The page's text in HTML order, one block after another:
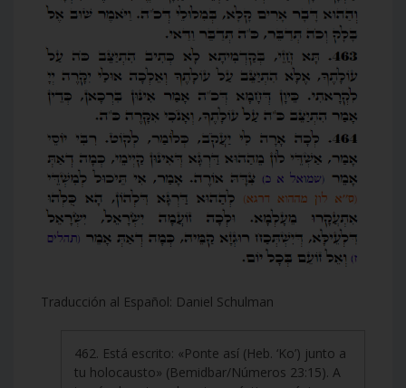
Traducción al Español: Daniel Schulman
462. Está escrito: «Ponte así (Heb. ‘Ko’) junto a
tu holocausto» (Bemidbar/Números 23:15). A